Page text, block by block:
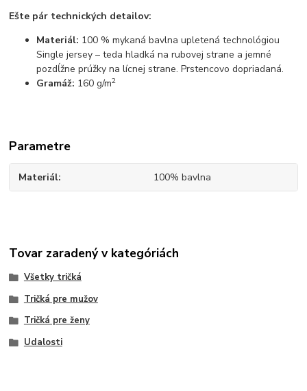
Ešte pár technických detailov:
Materiál: 100 % mykaná bavlna upletená technológiou
Single jersey – teda hladká na rubovej strane a jemné
pozdĺžne prúžky na lícnej strane. Prstencovo dopriadaná.
Gramáž: 160 g/m2
Parametre
Materiál 100% bavlna
Tovar zaradený v kategóriách
Všetky tričká
Tričká pre mužov
Tričká pre ženy
Udalosti